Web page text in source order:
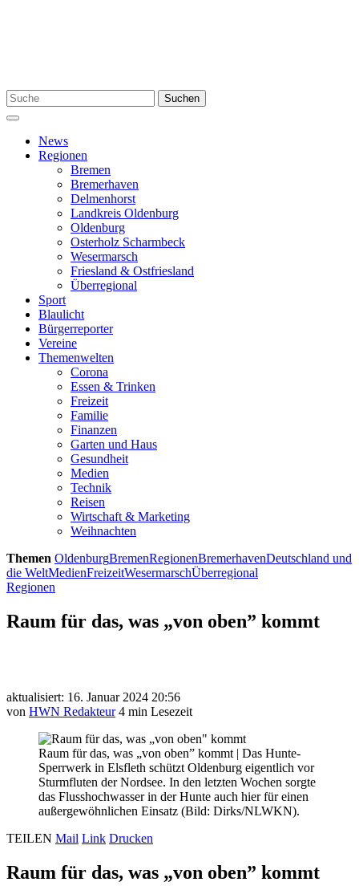
Suchen
nach:
Suchen
Menü
News
Regionen
Bremen
Bremerhaven
Delmenhorst
Landkreis Oldenburg
Oldenburg
Osterholz Scharmbeck
Wesermarsch
Friesland & Ostfriesland
Überregional
Sport
Blaulicht
Bürgerreporter
Vereine
Themenwelten
Corona
Essen & Trinken
Freizeit
Familie
Finanzen
Garten und Haus
Gesundheit
Medien
Technik
Reisen
Wirtschaft & Marketing
Weihnachten
Themen OldenburgBremenRegionenBremerhavenDeutschland und
die WeltMedienFreizeitWesermarschÜberregional
Regionen
Raum für das, was „von oben” kommt
aktualisiert: 16. Januar 2024 20:56
von HWN Redakteur 4 min Lesezeit
Raum für das, was „von oben” kommt | Das Hunte-
Sperrwerk in Elsfleth schützt Oldenburg eigentlich vor
Sturmfluten der Nordsee. In den letzten Wochen sorgte
das Flusshochwasser in der Hunte auch hier für einen
außergewöhnlichen Einsatz (Bild: Dirks/NLWKN).
TEILEN Mail Link Drucken
Raum für das, was „von oben” kommt